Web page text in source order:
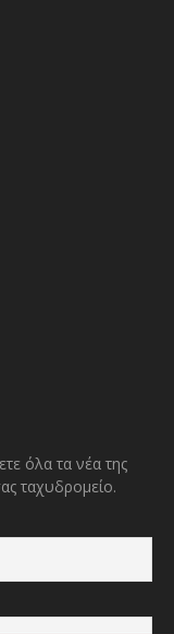
όλα τα νέα της
ταχυδρομείο.